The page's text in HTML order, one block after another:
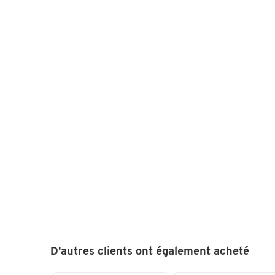
D'autres clients ont également acheté